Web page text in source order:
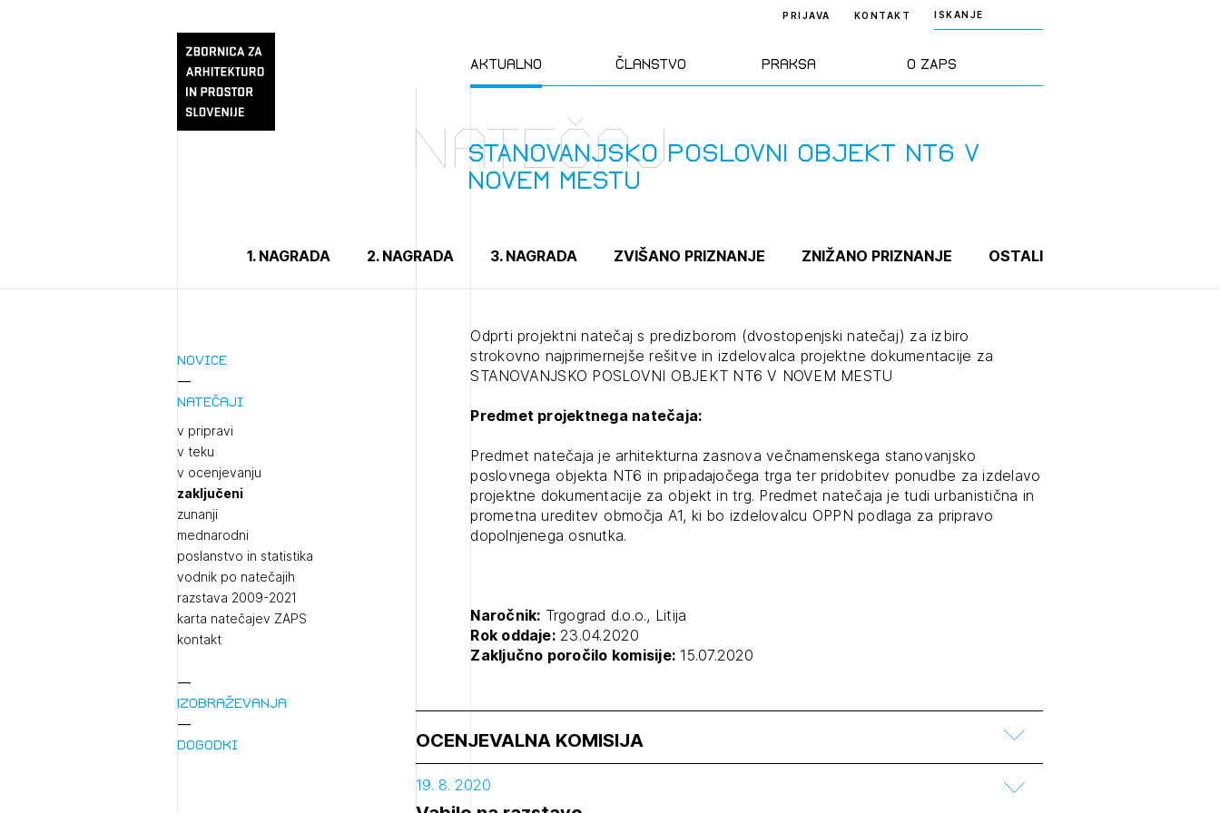
Aktualno Članstvo Praksa O ZAPS
PRIJAVA KONTAKT ISKANJE
Novice
Natečaji
Člani ZAPS
Kandidati za
Kandidati za
Zakonodaja
Sklepanje poslov
Strokovna pomoč
Knjižnica
STANOVANJSKO POSLOVNI OBJEKT NT6 V
NOVEM MESTU
Natečaj
Novice
Natečaji
v pripravi
v teku
v ocenjevanju
zaključeni
zunanji
mednarodni
poslanstvo in statistika
vodnik po natečajih
razstava 2009-2021
karta natečajev ZAPS
kontakt
Izobraževanja
Dogodki
1. NAGRADA 2. NAGRADA 3. NAGRADA ZVIŠANO PRIZNANJE ZNIŽANO PRIZNANJE OSTALI
Odprti projektni natečaj s predizborom (dvostopenjski natečaj) za izbiro
strokovno najprimernejše rešitve in izdelovalca projektne dokumentacije za
STANOVANJSKO POSLOVNI OBJEKT NT6 V NOVEM MESTU
Predmet projektnega natečaja:
Predmet natečaja je arhitekturna zasnova večnamenskega stanovanjsko
poslovnega objekta NT6 in pripadajočega trga ter pridobitev ponudbe za izdelavo
projektne dokumentacije za objekt in trg. Predmet natečaja je tudi urbanistična in
prometna ureditev območja A1, ki bo izdelovalcu OPPN podlaga za pripravo
dopolnjenega osnutka.
Naročnik: Trgograd d.o.o., Litija
Rok oddaje:23.04.2020
Zaključno poročilo komisije: 15.07.2020
OCENJEVALNA KOMISIJA
19. 8. 2020